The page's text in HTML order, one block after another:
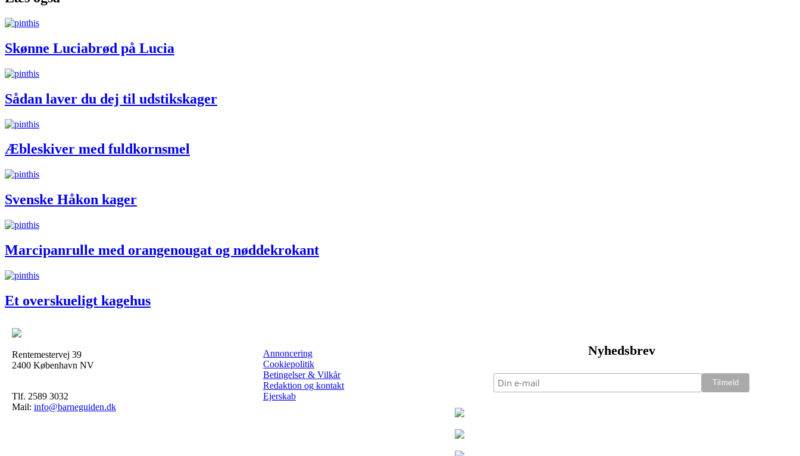
Skønne Luciabrød på Lucia
Sådan laver du dej til udstikskager
Æbleskiver med fuldkornsmel
Svenske Håkon kager
Marcipanrulle med orangenougat og nøddekrokant
Et overskueligt kagehus
Rentemestervej 39
2400 København NV
Tlf. 2589 3032
Mail: info@barneguiden.dk
Annoncering
Cookiepolitik
Betingelser & Vilkår
Redaktion og kontakt
Ejerskab
Nyhedsbrev